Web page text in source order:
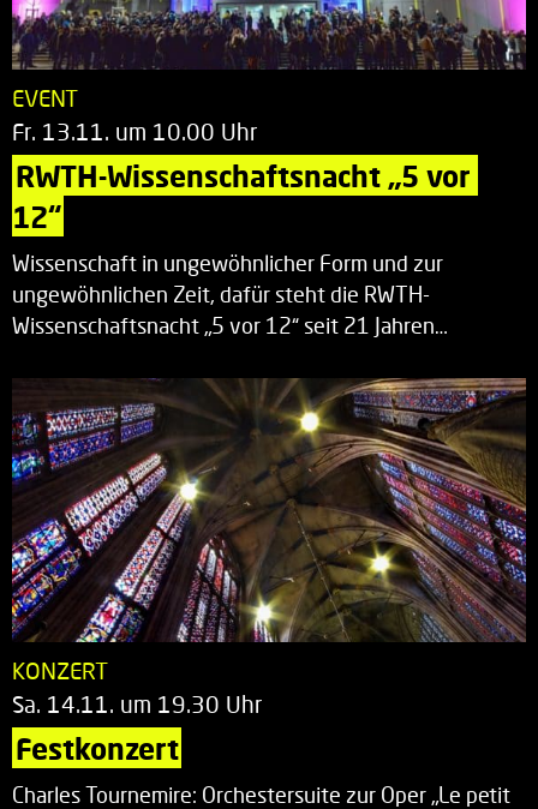
EVENT
Fr. 13.11. um 10.00 Uhr
RWTH-Wissenschaftsnacht „5 vor
12“
Wissenschaft in ungewöhnlicher Form und zur
ungewöhnlichen Zeit, dafür steht die RWTH-
Wissenschaftsnacht „5 vor 12“ seit 21 Jahren…
KONZERT
Sa. 14.11. um 19.30 Uhr
Festkonzert
Charles Tournemire: Orchestersuite zur Oper „Le petit